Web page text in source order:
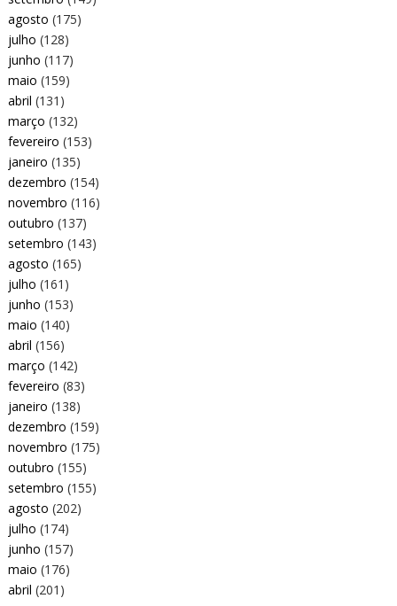
agosto (175)
julho (128)
junho (117)
maio (159)
abril (131)
março (132)
fevereiro (153)
janeiro (135)
dezembro (154)
novembro (116)
outubro (137)
setembro (143)
agosto (165)
julho (161)
junho (153)
maio (140)
abril (156)
março (142)
fevereiro (83)
janeiro (138)
dezembro (159)
novembro (175)
outubro (155)
setembro (155)
agosto (202)
julho (174)
junho (157)
maio (176)
abril (201)